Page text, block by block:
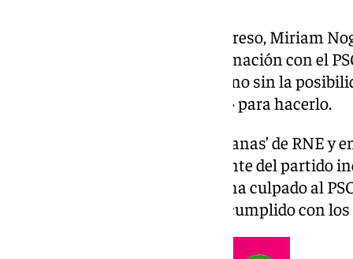
en el Congreso, Miriam
viernes que la ruptura de su formación con el
«marcha atrás», y deja al Gobierno sin la
perdido una mayoría necesaria» para hacerlo.
En dos entrevistas en ‘Las mañanas’ de RNE y
recogido Europa Press, la dirigente del partido
su formación no va «de farol» y ha culpado al
Junts este jueves por no haber cumplido con